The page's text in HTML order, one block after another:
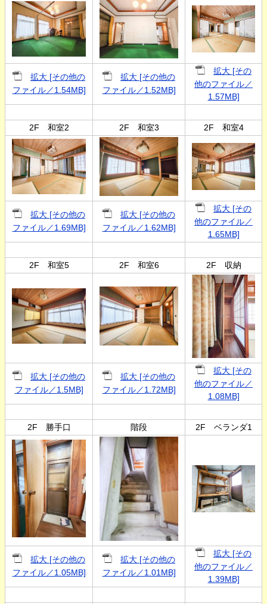
拡大 [その他の
ファイル／1.54MB]
拡大 [その他の
ファイル／1.52MB]
拡大 [その
他のファイル／
1.57MB]
2F 和室2 2F 和室3 2F 和室4
拡大 [その他の
ファイル／1.69MB]
拡大 [その他の
ファイル／1.62MB]
拡大 [その
他のファイル／
1.65MB]
2F 和室5 2F 和室6 2F 収納
拡大 [その他の
ファイル／1.5MB]
拡大 [その他の
ファイル／1.72MB]
拡大 [その
他のファイル／
1.08MB]
2F 勝手口 階段 2F ベランダ1
拡大 [その他の
ファイル／1.05MB]
拡大 [その他の
ファイル／1.01MB]
拡大 [その
他のファイル／
1.39MB]